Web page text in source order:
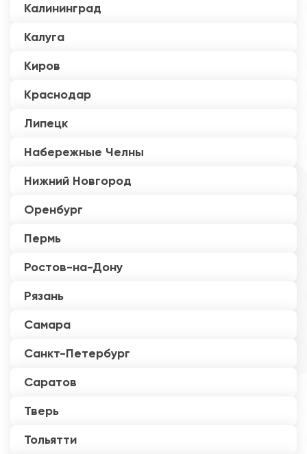
Калининград
Калуга
Киров
Краснодар
Липецк
Набережные Челны
Нижний Новгород
Оренбург
Пермь
Ростов-на-Дону
Рязань
Самара
Санкт-Петербург
Саратов
Тверь
Тольятти